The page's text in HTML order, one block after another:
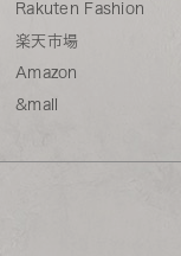
Rakuten Fashion
楽天市場
Amazon
&mall